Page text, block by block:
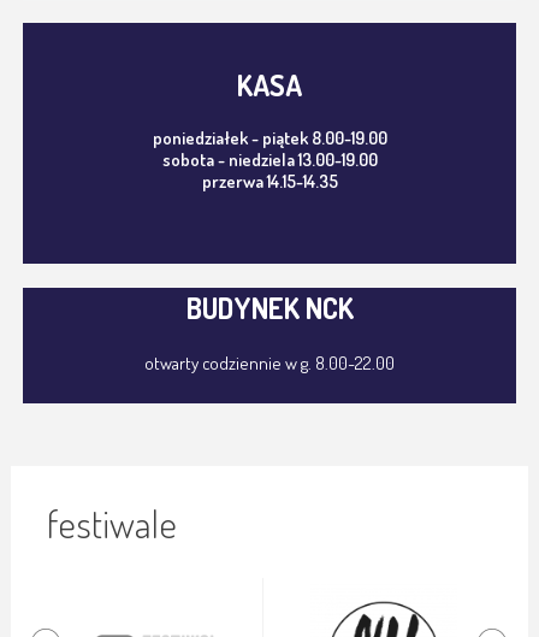
KASA
poniedziałek - piątek 8.00-19.00
sobota - niedziela 13.00-19.00
przerwa 14.15-14.35
BUDYNEK NCK
otwarty codziennie w g. 8.00-22.00
festiwale